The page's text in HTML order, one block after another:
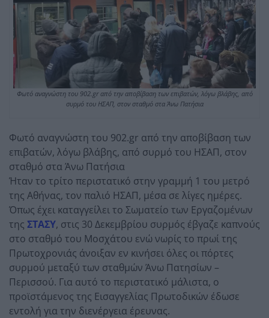
Φωτό αναγνώστη του 902.gr από την αποβίβαση των επιβατών, λόγω βλάβης, από
συρμό του ΗΣΑΠ, στον σταθμό στα Άνω Πατήσια
Φωτό αναγνώστη του 902.gr από την αποβίβαση των
επιβατών, λόγω βλάβης, από συρμό του ΗΣΑΠ, στον
σταθμό στα Άνω Πατήσια
Ήταν το τρίτο περιστατικό στην γραμμή 1 του μετρό
της Αθήνας, τον παλιό ΗΣΑΠ, μέσα σε λίγες ημέρες.
Όπως έχει καταγγείλει το Σωματείο των Εργαζομένων
της ΣΤΑΣΥ, στις 30 Δεκεμβρίου συρμός έβγαζε καπνούς
στο σταθμό του Μοσχάτου ενώ νωρίς το πρωί της
Πρωτοχρονιάς άνοιξαν εν κινήσει όλες οι πόρτες
συρμού μεταξύ των σταθμών Άνω Πατησίων –
Περισσού. Για αυτό το περιστατικό μάλιστα, ο
προϊστάμενος της Εισαγγελίας Πρωτοδικών έδωσε
εντολή για την διενέργεια έρευνας.